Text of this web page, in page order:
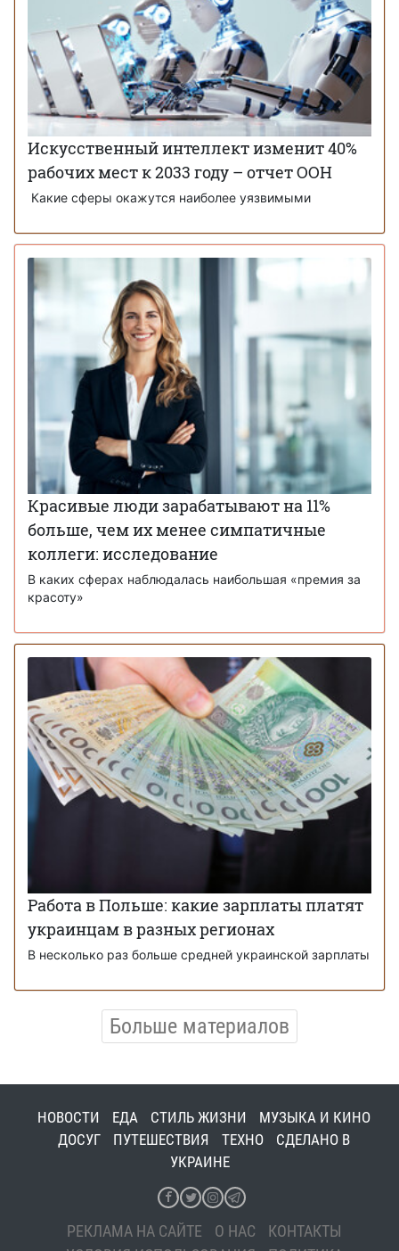
Искусственный интеллект изменит 40%
рабочих мест к 2033 году – отчет ООН
Какие сферы окажутся наиболее уязвимыми
Красивые люди зарабатывают на 11%
больше, чем их менее симпатичные
коллеги: исследование
В каких сферах наблюдалась наибольшая «премия за
красоту»
Работа в Польше: какие зарплаты платят
украинцам в разных регионах
В несколько раз больше средней украинской зарплаты
Больше материалов
НОВОСТИ ЕДА СТИЛЬ ЖИЗНИ
МУЗЫКА И КИНО
ДОСУГ
ПУТЕШЕСТВИЯ ТЕХНО
СДЕЛАНО В
УКРАИНЕ
РЕКЛАМА НА САЙТЕ О НАС
КОНТАКТЫ